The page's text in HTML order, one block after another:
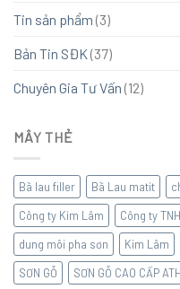
Tin sản phẩm (3)
Bản Tin SĐK (37)
Chuyên Gia Tư Vấn (12)
MÂY THẺ
Bã lau filler Bã Lau matit
Công ty Kim Lâm
Công ty
dung môi pha sơn
Kim Lâm
SƠN GỖ
SƠN GỖ CAO CẤP